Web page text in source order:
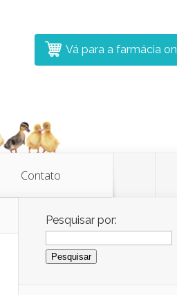
Vá para a farmácia
Contato
Pesquisar por: